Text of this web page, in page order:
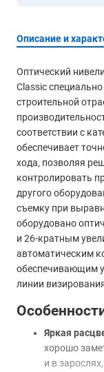
Описание и
Оптический
Classic
строительной
соответствии с
обеспечивает
хода, позволяя
контролировать
другого
съемку при
оборудовано
и 26-кратным
автоматическим
обеспечивающим
линии
Яркая
хорошо
и в